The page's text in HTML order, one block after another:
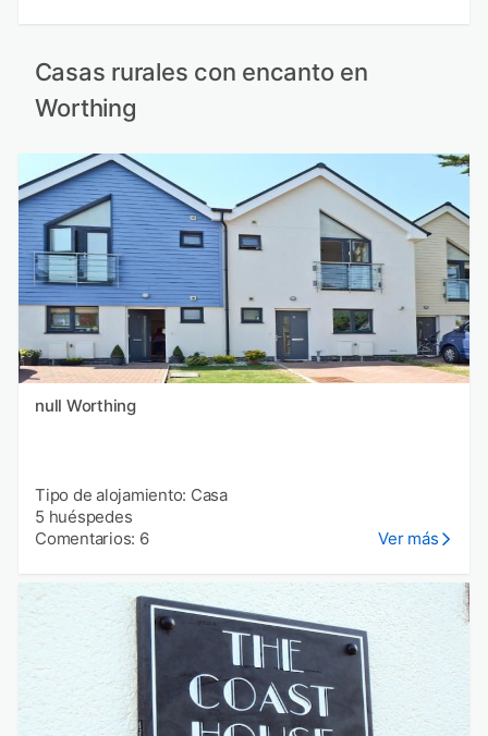
Casas rurales con encanto en
Worthing
null Worthing
Tipo de alojamiento: Casa
5 huéspedes
Comentarios: 6
Ver más